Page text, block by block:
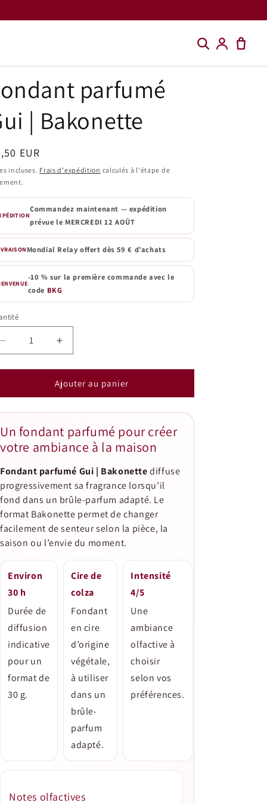
parfumé
| Bakonette
EUR
incluses. Frais d'expédition calculés à l'étape de
Commandez maintenant — expédition
prévue le MERCREDI 12 AOÛT
Mondial Relay offert dès 59 € d’achats
-10 % sur la première commande avec le
code BKG
Réduire
la
quantité
Fondant
|
Bakonette
Augmenter
la
quantité
de
Fondant
|
Bakonette
Ajouter au panier
Un fondant parfumé pour créer
votre ambiance à la maison
Fondant parfumé Gui | Bakonettediffuse
progressivement sa fragrance lorsqu’il
fond dans un brûle-parfum adapté. Le
format Bakonette permet de changer
facilement de senteur selon la pièce, la
saison ou l’envie du moment.
Environ
30 h
Durée de
diffusion
indicative
pour un
format de
30 g.
Cire de
colza
Fondant
en cire
d’origine
végétale,
à utiliser
dans un
brûle-
parfum
adapté.
Intensité
4/5
Une
ambiance
olfactive à
choisir
selon vos
préférences.
Notes olfactives